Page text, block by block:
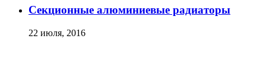
Секционные алюминиевые радиаторы
22 июля, 2016